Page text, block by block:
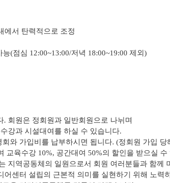
에서 탄력적으로 조정
(점심 12:00~13:00/저녁 18:00~19:00 제외)
회원은 정회원과 일반회원으로 나뉘며
강과 시설대여를 하실 수 있습니다.
와 가입비를 납부하시면 됩니다. (정회원 가입 당
교육수강 10%, 공간대여 50%의 할인을 받으실 수
지역공동체의 일원으로서 회원 여러분들과 함께
어센터 설립의 근본적 의미를 실현하기 위해 노력